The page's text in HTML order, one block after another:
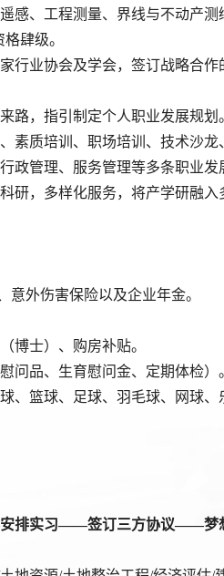
、工程测量、界线与不动产测
肆级。
行业协会及学会，签订战略合
路，指引制定个人职业发展规划
素质培训、职场培训、技术沙龙
政管理、服务管理等多条职业发
研，多样化服务，将产学研融入
意外伤害保险以及企业年金。
博士）、购房补贴。
问品、生育慰问金、定期体检）
、篮球、足球、羽毛球、网球
安排实习——签订三方协议——梦